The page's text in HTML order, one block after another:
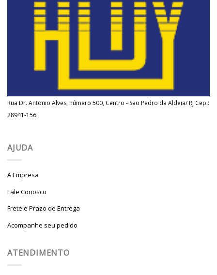
Rua Dr. Antonio Alves, número 500, Centro - São Pedro da Aldeia/ RJ Cep.:
28941-156
AJUDA
A Empresa
Fale Conosco
Frete e Prazo de Entrega
Acompanhe seu pedido
ATENDIMENTO